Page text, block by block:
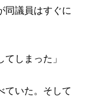
同議員はすぐに
てしまった」
ていた。そして